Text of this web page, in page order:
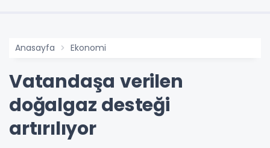
Anasayfa Ekonomi
Vatandaşa verilen
doğalgaz desteği
artırılıyor